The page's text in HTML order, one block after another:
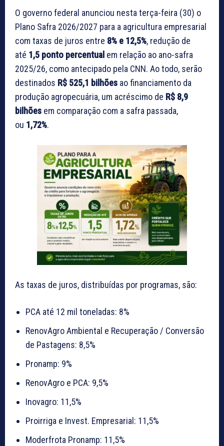
O governo federal anunciou nesta terça-feira (30) o
Plano Safra 2026/2027 para a agricultura empresarial
com taxas de juros entre 8% e 12,5%, redução de
até 1,5 ponto percentual em relação ao ano-safra
2025/26, como antecipado pela CNN. Ao todo, serão
destinados R$ 525,1 bilhões ao financiamento da
produção agropecuária, um acréscimo de R$ 8,9
bilhões em comparação com a safra passada,
ou 1,72%.
As taxas de juros, distribuídas por programas, são:
PCA até 12 mil toneladas: 8%
RenovAgro Ambiental e Recuperação / Conversão
de Pastagens: 8,5%
Pronamp: 9%
RenovAgro e PCA: 9,5%
Inovagro: 11,5%
Proirriga e Invest. Empresarial: 11,5%
Moderfrota Pronamp: 11,5%